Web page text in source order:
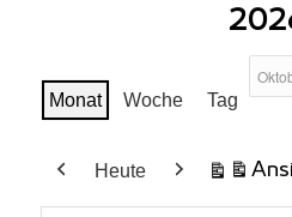
Monat Woche Tag Jahr
Zurück
Heute
Weiter